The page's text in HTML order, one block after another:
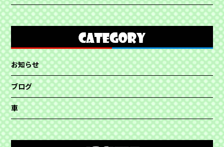
お知らせ
ブログ
車